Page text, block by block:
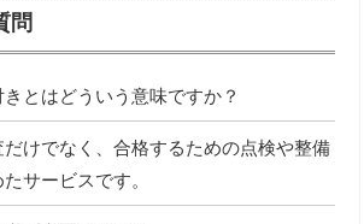
問
とはどういう意味ですか？
だけでなく、合格するための点検や整備
サービスです。